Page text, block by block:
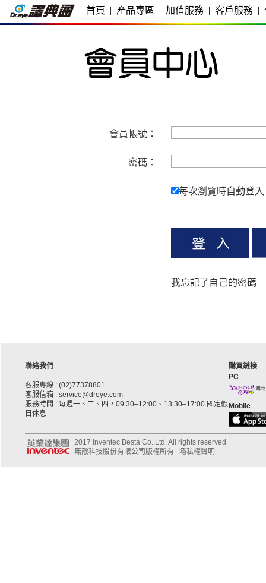
首頁 | 產品專區 | 加值服務 | 客戶服務 |
會員帳號：
密碼：
每次瀏覽時自動登入
我忘記了自己的密碼
聯絡我們
客服專線 : (02)77378801
客服信箱 : service@dreye.com
服務時間 : 每週一、二、四，09:30–12:00、13:30–17:00 國定假
日休息
購買鏈接
PC
Mobile
2017 Inventec Besta Co.,Ltd. All rights reserved
無敵科技股份有限公司版權所有
隱私權聲明